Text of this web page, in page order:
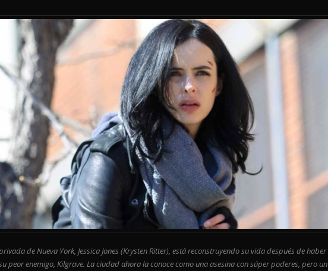
de Nueva York, Jessica Jones (Krysten Ritter), está reconstruyendo su vida después de haber
peor enemigo, Kilgrave. La ciudad ahora la conoce como una asesina con súper poderes, pero un